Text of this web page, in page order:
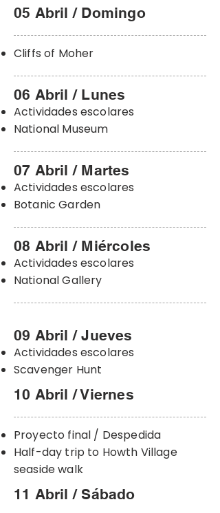
05 Abril / Domingo
Cliffs of Moher
06 Abril / Lunes
Actividades escolares
National Museum
07 Abril / Martes
Actividades escolares
Botanic Garden
08 Abril / Miércoles
Actividades escolares
National Gallery
09 Abril / Jueves
Actividades escolares
​Scavenger Hunt
10 Abril / Viernes
Proyecto final / Despedida
​Half-day trip to Howth Village
seaside walk
11 Abril / Sábado